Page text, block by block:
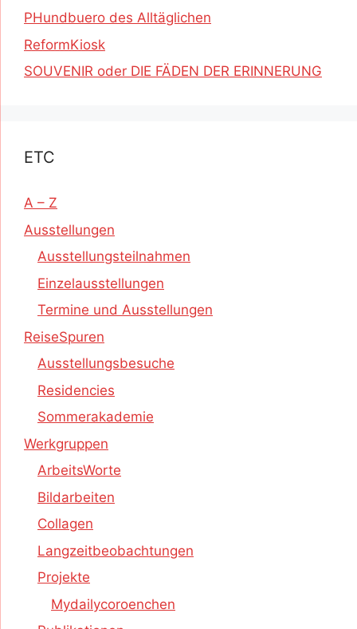
PHundbuero des Alltäglichen
ReformKiosk
SOUVENIR oder DIE FÄDEN DER ERINNERUNG
ETC
A – Z
Ausstellungen
Ausstellungsteilnahmen
Einzelausstellungen
Termine und Ausstellungen
ReiseSpuren
Ausstellungsbesuche
Residencies
Sommerakademie
Werkgruppen
ArbeitsWorte
Bildarbeiten
Collagen
Langzeitbeobachtungen
Projekte
Mydailycoroenchen